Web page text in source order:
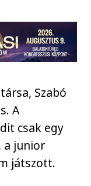
Szabó
A
csak egy
a junior
játszott.